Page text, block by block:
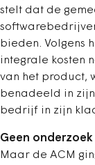
stelt dat de
bieden. Volgens
integrale kosten
van het product,
benadeeld in
bedrijf in zijn
Geen onderzoek
Maar de ACM